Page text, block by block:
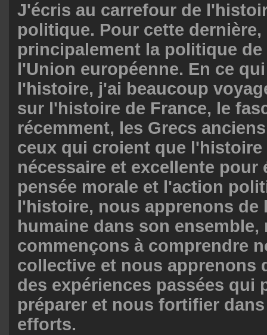
J'écris au carrefour de
politique. Pour cette
principalement la politique de
l'Union européenne. En ce
l'histoire, j'ai beaucoup
sur l'histoire de France, le
récemment, les Grecs
ceux qui croient que l'histoire
nécessaire et excellente pour
pensée morale et l'action
l'histoire, nous apprenons de
humaine dans son ensemble,
commençons à comprendre
collective et nous apprenons
des expériences passées qui
préparer et nous fortifier
efforts.